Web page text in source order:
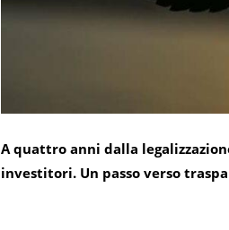
A quattro anni dalla
investitori. Un passo verso